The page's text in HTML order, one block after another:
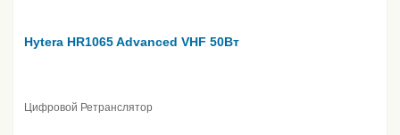
Hytera HR1065 Advanced VHF 50Вт
Цифровой Ретранслятор